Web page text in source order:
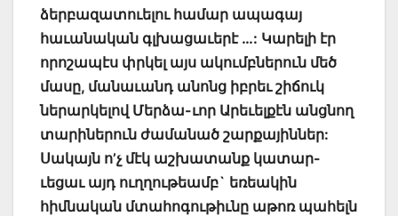
ձերբազատուելու համար ապագայ
հաւանական գլխացաւերէ …: Կարելի էր
որոշապէս փրկել այս ակումբներուն մեծ
մասը, մանաւանդ անոնց իբրեւ շիճուկ
ներարկելով Մերձա-ւոր Արեւելքէն անցնող
տարիներուն ժամանած շարքայիններ:
Սակայն ո’չ մէկ աշխատանք կատար-
ւեցաւ այդ ուղղութեամբ` եռեակին
հիմնական մտահոգութիւնը աթոռ պահելն